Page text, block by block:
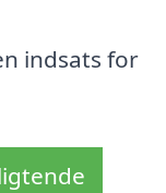
indsats for